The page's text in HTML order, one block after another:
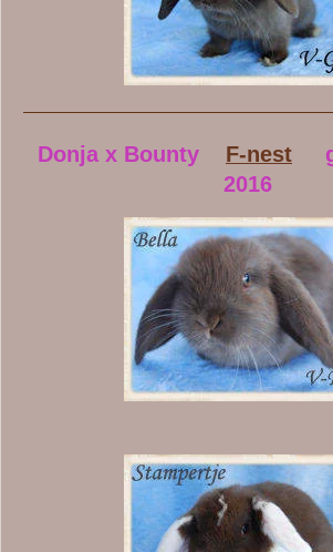
Donja x Bounty F-nest
2016